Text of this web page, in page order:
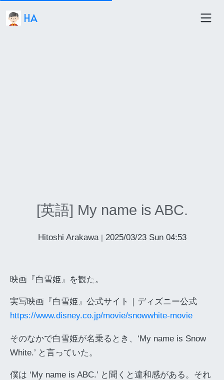
HA
[英語] My name is ABC.
Hitoshi Arakawa 2025/03/23 Sun 04:53
映画『白雪姫』を観た。
実写映画『白雪姫』公式サイト｜ディズニー公式
https://www.disney.co.jp/movie/snowwhite-movie
そのなかで白雪姫が名乗るとき、‘My name is Snow
White.’ と言っていた。
僕は ‘My name is ABC.’ と聞くと違和感がある。それ